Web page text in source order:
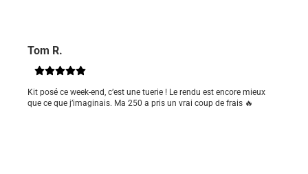
Tom R.
Kit posé ce week-end, c’est une tuerie ! Le rendu est encore mieux
que ce que j’imaginais. Ma 250 a pris un vrai coup de frais 🔥